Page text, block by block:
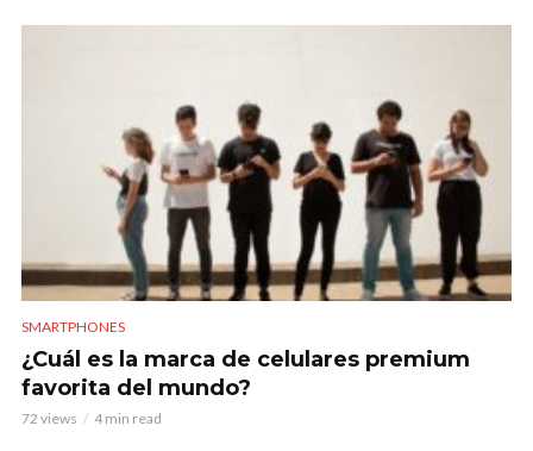
SMARTPHONES
¿Cuál es la marca de celulares premium
favorita del mundo?
72 views 4 min read